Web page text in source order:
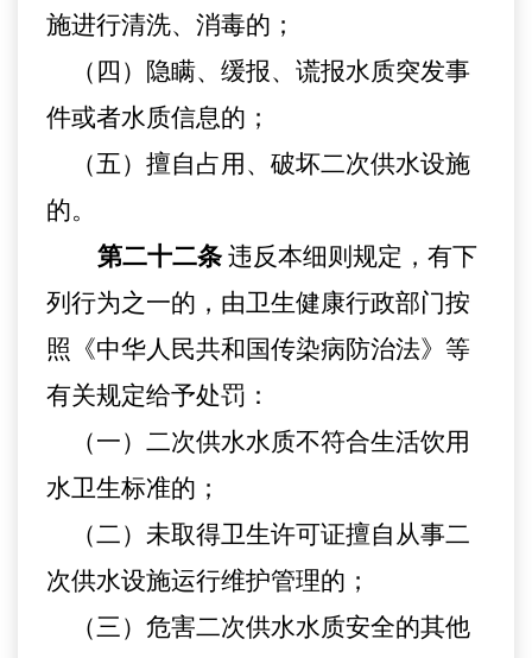
施进行清洗、消毒的 ；
（四）隐瞒、缓报、谎报水质突发事
件或者水质信息的 ；
（五）擅自占用、破坏二次供水设施
的。
第二十二条 违反本细则 规定，有下
列行为之一的，由卫生健康行政部门按
照《中华人民共和国传染病防治法》等
有关规定给予处罚：
（一）二次供水水质不符合生活饮用
水卫生标准的；
（二）未取得卫生许可证擅自从事二
次供水设施运行维护管理的；
（三）危害二次供水水质安全的其他